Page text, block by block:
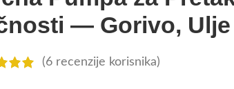
— Gorivo, Ulje
(6 recenzije korisnika)